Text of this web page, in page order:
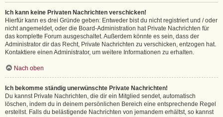
Ich kann keine Privaten Nachrichten verschicken!
Hierfür kann es drei Gründe geben: Entweder bist du nicht registriert und / oder
nicht angemeldet, oder die Board-Administration hat Private Nachrichten für
das komplette Forum ausgeschaltet. Außerdem könnte es sein, dass der
Administrator dir das Recht, Private Nachrichten zu verschicken, entzogen hat.
Kontaktiere einen Administrator, um weitere Informationen zu erhalten.
Nach oben
Ich bekomme ständig unerwünschte Private Nachrichten!
Du kannst Private Nachrichten, die dir ein Mitglied sendet, automatisch
löschen, indem du in deinem persönlichen Bereich eine entsprechende Regel
erstellst. Falls du belästigende Nachrichten von jemandem erhältst, so kannst